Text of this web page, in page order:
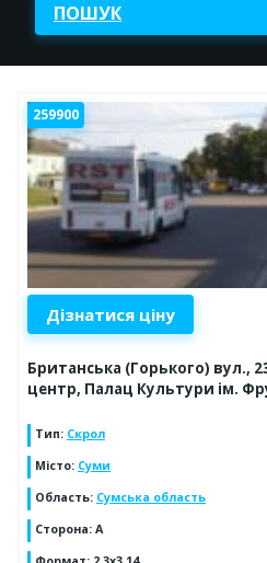
ПОШУК
259900
Дізнатися ціну
Британська (Горького) вул.,
центр, Палац Культури ім.
Тип: Скрол
Місто: Суми
Область: Сумська область
Сторона: A